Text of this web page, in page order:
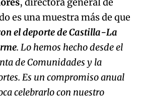
, directora general de
es una muestra más de que
el deporte de Castilla-La
. Lo hemos hecho desde el
de Comunidades y la
Es un compromiso anual
celebrarlo con nuestro